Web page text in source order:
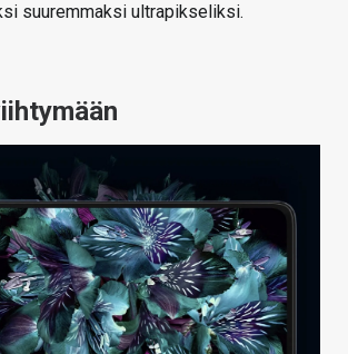
suuremmaksi ultrapikseliksi.